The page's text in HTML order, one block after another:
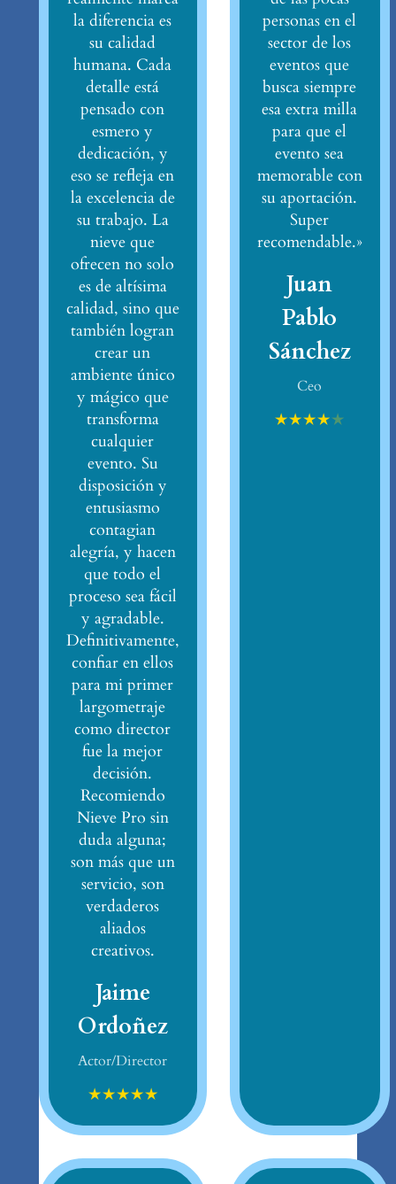
la diferencia es
su calidad
humana. Cada
detalle está
pensado con
esmero y
dedicación, y
eso se refleja en
la excelencia de
su trabajo. La
nieve que
ofrecen no solo
es de altísima
calidad, sino que
también logran
crear un
ambiente único
y mágico que
transforma
cualquier
evento. Su
disposición y
entusiasmo
contagian
alegría, y hacen
que todo el
proceso sea fácil
y agradable.
Definitivamente,
confiar en ellos
para mi primer
largometraje
como director
fue la mejor
decisión.
Recomiendo
Nieve Pro sin
duda alguna;
son más que un
servicio, son
verdaderos
aliados
creativos.
Jaime
Ordoñez
Actor/Director
★★★★★
personas en el
sector de los
eventos que
busca siempre
esa extra milla
para que el
evento sea
memorable con
su aportación.
Super
recomendable.»
Juan
Pablo
Sánchez
Ceo
★★★★★